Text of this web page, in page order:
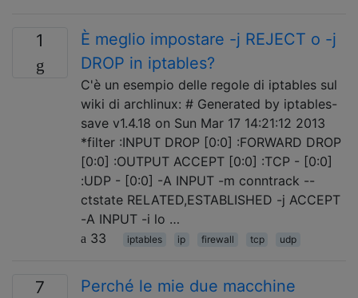
1
È meglio impostare -j REJECT o -j
DROP in iptables?
C'è un esempio delle regole di iptables sul
wiki di archlinux: # Generated by iptables-
save v1.4.18 on Sun Mar 17 14:21:12 2013
*filter :INPUT DROP [0:0] :FORWARD DROP
[0:0] :OUTPUT ACCEPT [0:0] :TCP - [0:0]
:UDP - [0:0] -A INPUT -m conntrack --
ctstate RELATED,ESTABLISHED -j ACCEPT
-A INPUT -i lo …
33
iptables ip firewall tcp udp
7
Perché le mie due macchine